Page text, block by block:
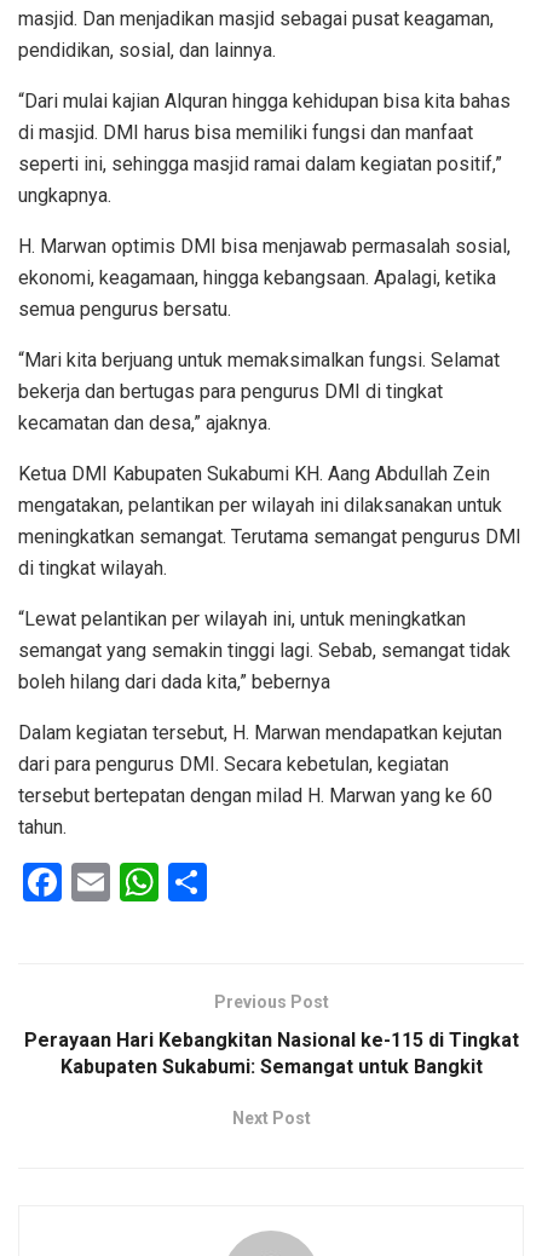
masjid. Dan menjadikan masjid sebagai pusat keagaman,
pendidikan, sosial, dan lainnya.
“Dari mulai kajian Alquran hingga kehidupan bisa kita bahas
di masjid. DMI harus bisa memiliki fungsi dan manfaat
seperti ini, sehingga masjid ramai dalam kegiatan positif,”
ungkapnya.
H. Marwan optimis DMI bisa menjawab permasalah sosial,
ekonomi, keagamaan, hingga kebangsaan. Apalagi, ketika
semua pengurus bersatu.
“Mari kita berjuang untuk memaksimalkan fungsi. Selamat
bekerja dan bertugas para pengurus DMI di tingkat
kecamatan dan desa,” ajaknya.
Ketua DMI Kabupaten Sukabumi KH. Aang Abdullah Zein
mengatakan, pelantikan per wilayah ini dilaksanakan untuk
meningkatkan semangat. Terutama semangat pengurus DMI
di tingkat wilayah.
“Lewat pelantikan per wilayah ini, untuk meningkatkan
semangat yang semakin tinggi lagi. Sebab, semangat tidak
boleh hilang dari dada kita,” bebernya
Dalam kegiatan tersebut, H. Marwan mendapatkan kejutan
dari para pengurus DMI. Secara kebetulan, kegiatan
tersebut bertepatan dengan milad H. Marwan yang ke 60
tahun.
F
o
o
E
W
A
p
ePrevious Post
Perayaan Hari Kebangkitan Nasional ke-115 di Tingkat
Kabupaten Sukabumi: Semangat untuk Bangkit
Next Post